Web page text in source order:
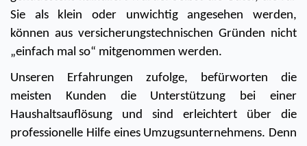
Sie als klein oder unwichtig angesehen werden,
können aus versicherungstechnischen Gründen nicht
„einfach mal so“ mitgenommen werden.
Unseren Erfahrungen zufolge, befürworten die
meisten Kunden die Unterstützung bei einer
Haushaltsauflösung und sind erleichtert über die
professionelle Hilfe eines Umzugsunternehmens. Denn